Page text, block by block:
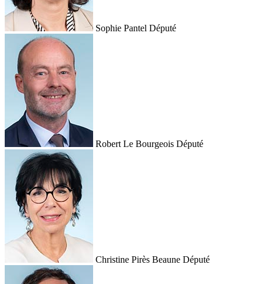
Sophie Pantel Député
Robert Le Bourgeois Député
Christine Pirès Beaune Député